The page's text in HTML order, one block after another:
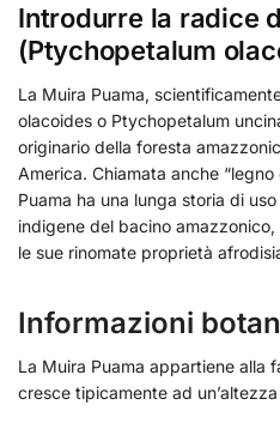
Introdurre la radice
(Ptychopetalum
La Muira Puama,
olacoides o Ptychopetalum
originario della foresta
America. Chiamata anche
Puama ha una lunga storia di
indigene del bacino
le sue rinomate proprietà
Informazioni
La Muira Puama appartiene alla
cresce tipicamente ad